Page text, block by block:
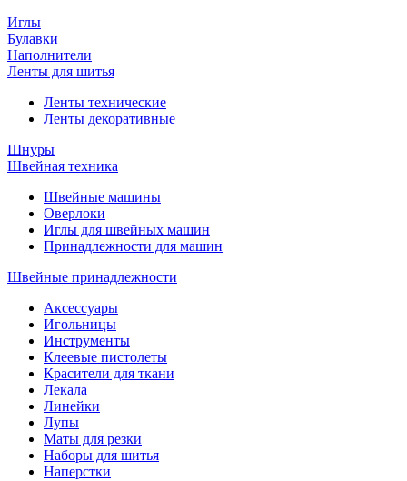
Иглы
Булавки
Наполнители
Ленты для шитья
Ленты технические
Ленты декоративные
Шнуры
Швейная техника
Швейные машины
Оверлоки
Иглы для швейных машин
Принадлежности для машин
Швейные принадлежности
Аксессуары
Игольницы
Инструменты
Клеевые пистолеты
Красители для ткани
Лекала
Линейки
Лупы
Маты для резки
Наборы для шитья
Наперстки